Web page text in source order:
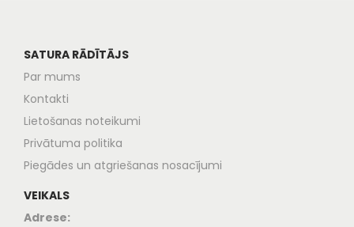
SATURA RĀDĪTĀJS
Par mums
Kontakti
Lietošanas noteikumi
Privātuma politika
Piegādes un atgriešanas nosacījumi
VEIKALS
Adrese: